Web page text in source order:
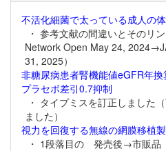
不活化細菌で太っている成人の
・ 参考文献の間違いとそのリ
Network Open May 24,
31, 2025）
非糖尿病患者腎機能値eGFR年
プラセボ差引0.7抑制
・ タイプミスを訂正しました
ました）
視力を回復する無線の網膜移植
・ 1段落目の 発売後→市販品